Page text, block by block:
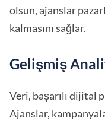
olsun, ajanslar
kalmasını sağlar.
Gelişmiş
Veri, başarılı dijital
Ajanslar,